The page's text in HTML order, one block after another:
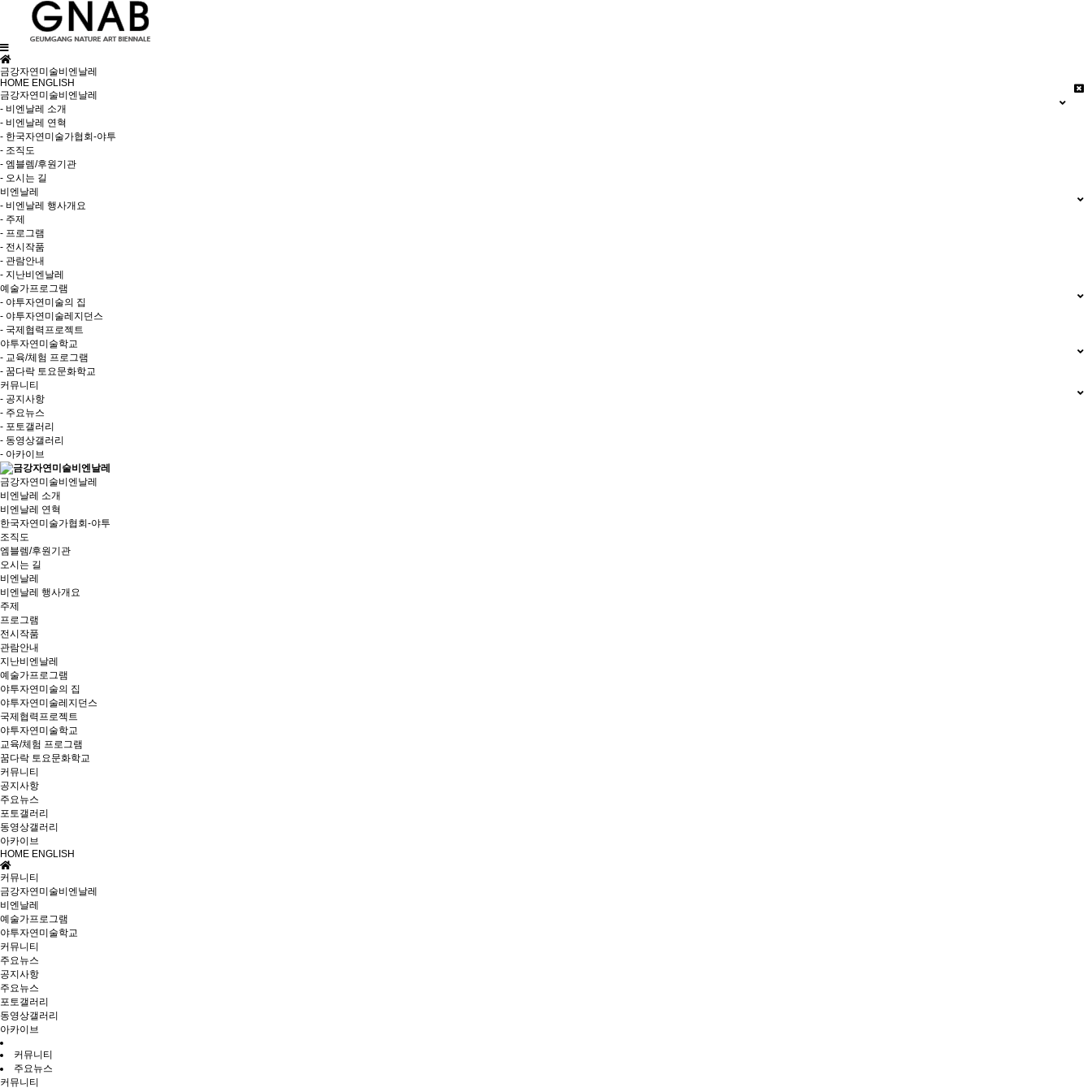
금강자연미술비엔날레
HOME ENGLISH
금강자연미술비엔날레
- 비엔날레 소개
- 비엔날레 연혁
- 한국자연미술가협회-야투
- 조직도
- 엠블렘/후원기관
- 오시는 길
비엔날레
- 비엔날레 행사개요
- 주제
- 프로그램
- 전시작품
- 관람안내
- 지난비엔날레
예술가프로그램
- 야투자연미술의 집
- 야투자연미술레지던스
- 국제협력프로젝트
야투자연미술학교
- 교육/체험 프로그램
- 꿈다락 토요문화학교
커뮤니티
- 공지사항
- 주요뉴스
- 포토갤러리
- 동영상갤러리
- 아카이브
금강자연미술비엔날레
비엔날레 소개
비엔날레 연혁
한국자연미술가협회-야투
조직도
엠블렘/후원기관
오시는 길
비엔날레
비엔날레 행사개요
주제
프로그램
전시작품
관람안내
지난비엔날레
예술가프로그램
야투자연미술의 집
야투자연미술레지던스
국제협력프로젝트
야투자연미술학교
교육/체험 프로그램
꿈다락 토요문화학교
커뮤니티
공지사항
주요뉴스
포토갤러리
동영상갤러리
아카이브
HOME ENGLISH
커뮤니티
금강자연미술비엔날레
비엔날레
예술가프로그램
야투자연미술학교
커뮤니티
주요뉴스
공지사항
주요뉴스
포토갤러리
동영상갤러리
아카이브
커뮤니티
주요뉴스
커뮤니티